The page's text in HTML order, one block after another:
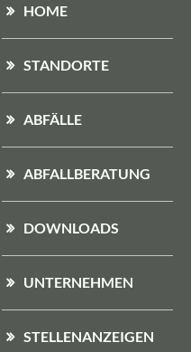
HOME
STANDORTE
ABFÄLLE
ABFALLBERATUNG
DOWNLOADS
UNTERNEHMEN
STELLENANZEIGEN